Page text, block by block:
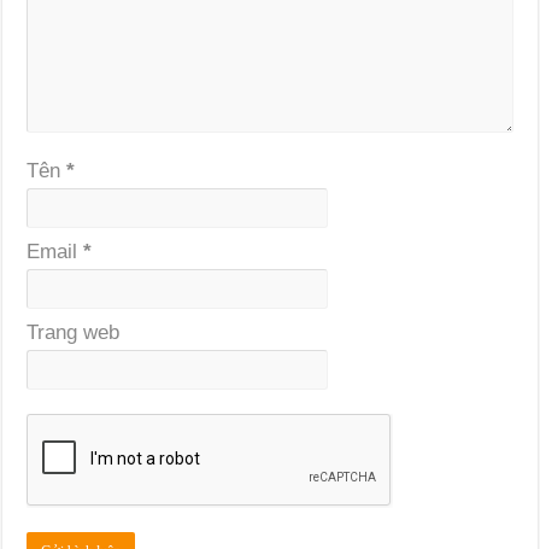
Tên*
Email*
Trang web